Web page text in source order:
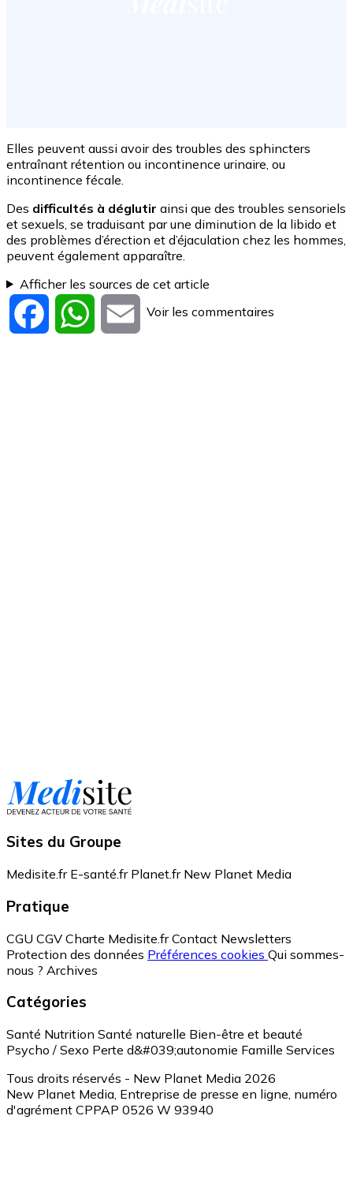
Elles peuvent aussi avoir des troubles des sphincters
entraînant rétention ou incontinence urinaire, ou
incontinence fécale.
Des difficultés à déglutir ainsi que des troubles sensoriels
et sexuels, se traduisant par une diminution de la libido et
des problèmes d’érection et d’éjaculation chez les hommes,
peuvent également apparaître.
Afficher les sources de cet article
Facebook WhatsApp
Email
Voir les commentaires
Sites du Groupe
Medisite.fr E-santé.fr Planet.fr New Planet Media
Pratique
CGU CGV Charte Medisite.fr Contact Newsletters
Protection des données Préférences cookies Qui sommes-
nous ? Archives
Catégories
Santé Nutrition Santé naturelle Bien-être et beauté
Psycho / Sexo Perte d&#039;autonomie Famille Services
Tous droits réservés - New Planet Media 2026
New Planet Media, Entreprise de presse en ligne, numéro
d'agrément CPPAP 0526 W 93940